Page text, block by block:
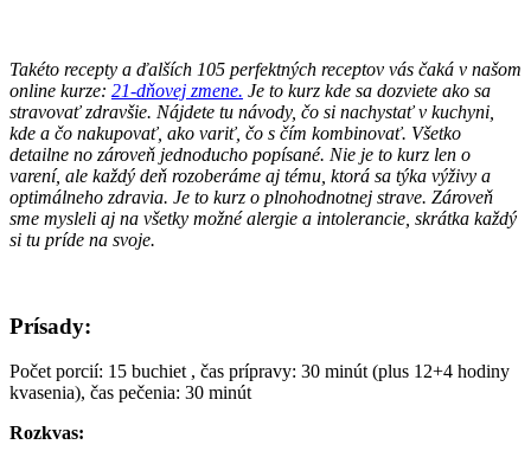
Takéto recepty a ďalších 105 perfektných receptov vás čaká v našom
online kurze: 21-dňovej zmene. Je to kurz kde sa dozviete ako sa
stravovať zdravšie. Nájdete tu návody, čo si nachystať v kuchyni,
kde a čo nakupovať, ako variť, čo s čím kombinovať. Všetko
detailne no zároveň jednoducho popísané. Nie je to kurz len o
varení, ale každý deň rozoberáme aj tému, ktorá sa týka výživy a
optimálneho zdravia. Je to kurz o plnohodnotnej strave. Zároveň
sme mysleli aj na všetky možné alergie a intolerancie, skrátka každý
si tu príde na svoje.
Prísady:
Počet porcií: 15 buchiet , čas prípravy: 30 minút (plus 12+4 hodiny
kvasenia), čas pečenia: 30 minút
Rozkvas: